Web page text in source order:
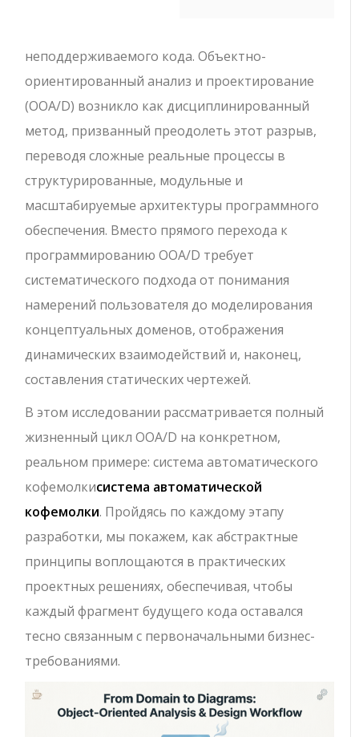
неподдерживаемого кода. Объектно-
ориентированный анализ и проектирование
(OOA/D) возникло как дисциплинированный
метод, призванный преодолеть этот разрыв,
переводя сложные реальные процессы в
структурированные, модульные и
масштабируемые архитектуры программного
обеспечения. Вместо прямого перехода к
программированию OOA/D требует
систематического подхода от понимания
намерений пользователя до моделирования
концептуальных доменов, отображения
динамических взаимодействий и, наконец,
составления статических чертежей.
В этом исследовании рассматривается полный
жизненный цикл OOA/D на конкретном,
реальном примере: система автоматического
кофемолкисистема автоматической
кофемолки. Пройдясь по каждому этапу
разработки, мы покажем, как абстрактные
принципы воплощаются в практических
проектных решениях, обеспечивая, чтобы
каждый фрагмент будущего кода оставался
тесно связанным с первоначальными бизнес-
требованиями.